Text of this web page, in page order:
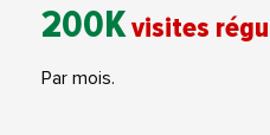
200Kvisites
Par mois.